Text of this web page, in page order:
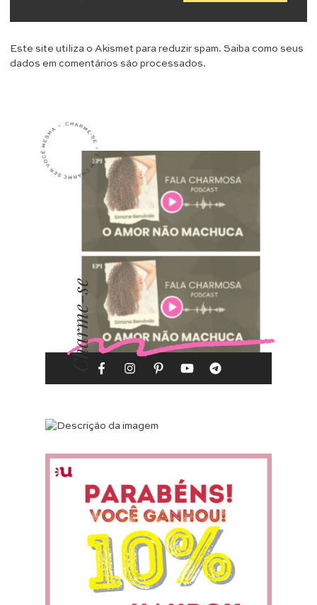
Este site utiliza o Akismet para reduzir spam. Saiba como seus
dados em comentários são processados.
Charme-se